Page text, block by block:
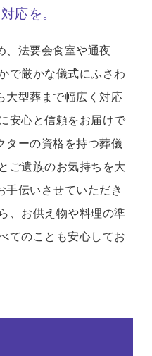
応を。
、法要会食室や通夜
で厳かな儀式にふさわ
大型葬まで幅広く対応
安心と信頼をお届けで
ターの資格を持つ葬儀
ご遺族のお気持ちを大
手伝いさせていただき
、お供え物や料理の準
てのことも安心してお